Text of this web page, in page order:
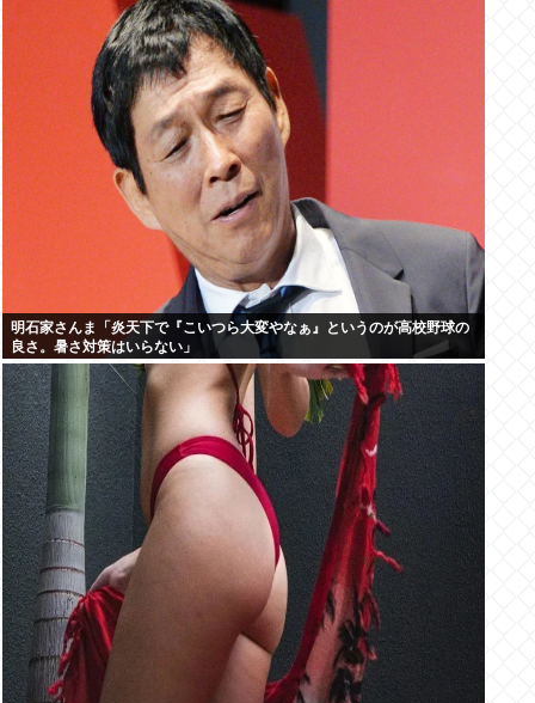
明石家さんま「炎天下で『こいつら大変やなぁ』というのが高校野球の
良さ。暑さ対策はいらない」